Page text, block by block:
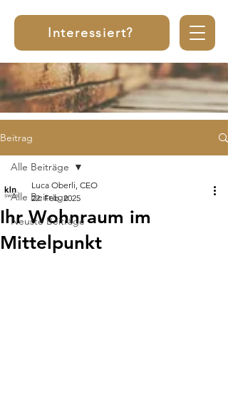
Interessiert?
Beitrag
Alle Beiträge
Neuste Beiträge
Alle Beiträge
Ihr Wohnraum im
Mittelpunkt
Luca Oberli, CEO
22. Feb. 2025